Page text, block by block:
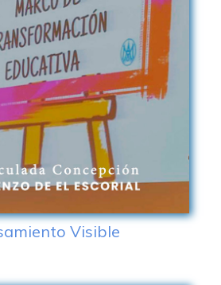
Visible